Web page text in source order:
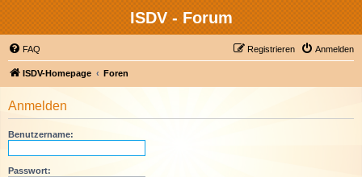
ISDV - Forum
FAQ Anmelden
Registrieren
ISDV-Homepage Foren
Anmelden
Benutzername:
Passwort: